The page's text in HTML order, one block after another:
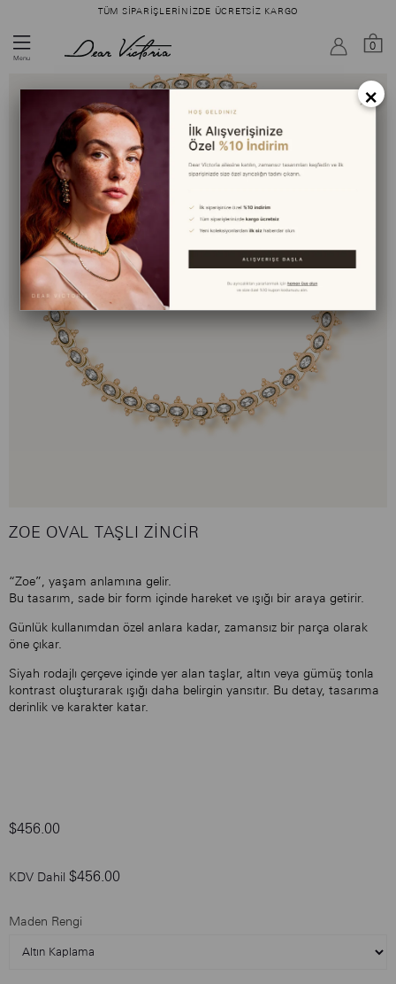
TÜM SIPARIŞLERINIZDE ÜCRETSIZ KARGO
Menu
0
ZOE OVAL TAŞLI ZINCIR
“Zoe”, yaşam anlamına gelir.
Bu tasarım, sade bir form içinde hareket ve ışığı bir araya getirir.
Günlük kullanımdan özel anlara kadar, zamansız bir parça olarak
öne çıkar.
Siyah rodajlı çerçeve içinde yer alan taşlar, altın veya gümüş tonla
kontrast oluşturarak ışığı daha belirgin yansıtır. Bu detay, tasarıma
derinlik ve karakter katar.
$456.00
KDV Dahil $456.00
Maden Rengi
×